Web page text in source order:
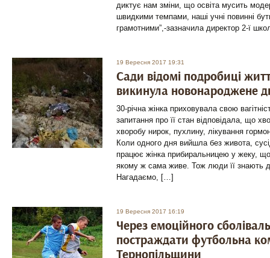
диктує нам зміни, що освіта мусить
швидкими темпами, наші учні повинні
грамотними”,-зазначила директор 2-ї
19 Вересня 2017 19:31
Сади відомі подробиці
викинула новонароджене
30-річна жінка приховувала свою
запитання про її стан відповідала, що
хворобу нирок, пухлину, лікування
Коли одного дня вийшла без живота,
працює жінка прибиральницею у жеку,
якому ж сама живе. Тож люди її знають
Нагадаємо, […]
19 Вересня 2017 16:19
Через емоційного
постраждати футбольна
Тернопільщини